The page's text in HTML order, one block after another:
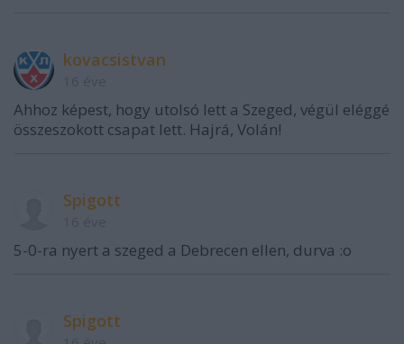
kovacsistvan
Ahhoz képest, hogy utolsó lett a Szeged, végül eléggé
összeszokott csapat lett. Hajrá, Volán!
Spigott
5-0-ra nyert a szeged a Debrecen ellen, durva :o
Spigott